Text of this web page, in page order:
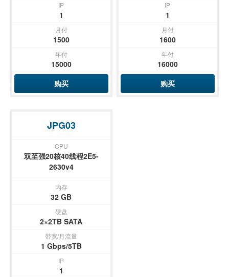
IP
1
月付
1500
年付
15000
购买
IP
1
月付
1600
年付
16000
购买
JPG03
CPU
双至强20核40线程2E5-
2630v4
内存
32 GB
硬盘
2×2TB SATA
带宽/月流量
1 Gbps/5TB
IP
1